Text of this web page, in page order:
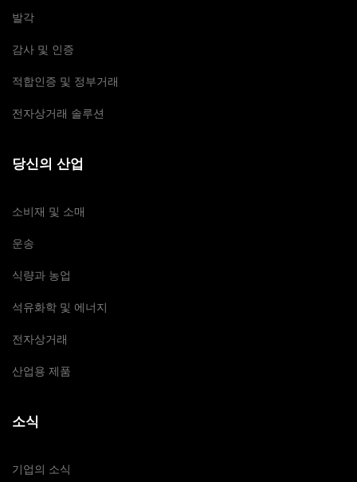
발각
감사 및 인증
적합인증 및 정부거래
전자상거래 솔루션
당신의 산업
소비재 및 소매
운송
식량과 농업
석유화학 및 에너지
전자상거래
산업용 제품
소식
기업의 소식